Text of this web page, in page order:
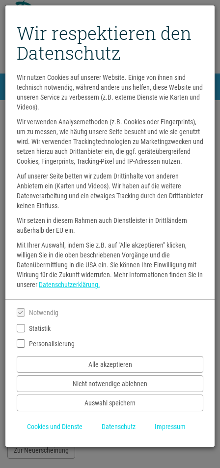
Wir respektieren den
Datenschutz
Wir nutzen Cookies auf unserer Website. Einige von ihnen sind
technisch notwendig, während andere uns helfen, diese Website und
unseren Service zu verbessern (z.B. externe Dienste wie Karten und
Videos).
Wir verwenden Analysemethoden (z.B. Cookies oder Fingerprints),
um zu messen, wie häufig unsere Seite besucht und wie sie genutzt
wird. Wir verwenden Trackingtechnologien zu Marketingzwecken und
setzen hierzu auch Drittanbieter ein, die ggf. geräteübergreifend
Cookies, Fingerprints, Tracking-Pixel und IP-Adressen nutzen.
Auf unserer Seite betten wir zudem Drittinhalte von anderen
Anbietern ein (Karten und Videos). Wir haben auf die weitere
Datenverarbeitung und ein etwaiges Tracking durch den Drittanbieter
keinen Einfluss.
Wir setzen in diesem Rahmen auch Dienstleister in Drittländern
außerhalb der EU ein.
Mit Ihrer Auswahl, indem Sie z.B. auf "Alle akzeptieren" klicken,
willigen Sie in die oben beschriebenen Vorgänge und die
Datenübermittlung in die USA ein. Sie können Ihre Einwilligung mit
Wirkung für die Zukunft widerrufen. Mehr Informationen finden Sie in
unserer Datenschutzerklärung.
Notwendig
Statistik
Personalisierung
Alle akzeptieren
Nicht notwendige ablehnen
Auswahl speichern
Cookies und Dienste Datenschutz Impressum
Menü 0
Dienstag
29
September
Lesung mit Françoise Hauser
ein faszinierendes Land",
erschienen bei S.Fischer.
30.09.2026, mittwochs in der Buchhandlung Diekmann
Einlass 18:40 Uhr, Beginn 19:00 Uhr.
28 Euro an der Abendkasse
Eintrittskarten vor Ort oder unter 06021/30410
Zur Neuerscheinung